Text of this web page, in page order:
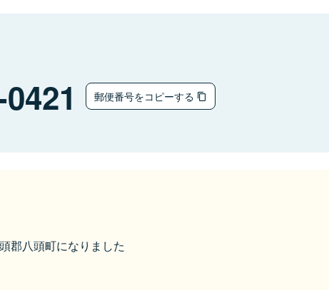
郵便番号をコピーする
郡八頭町になりました